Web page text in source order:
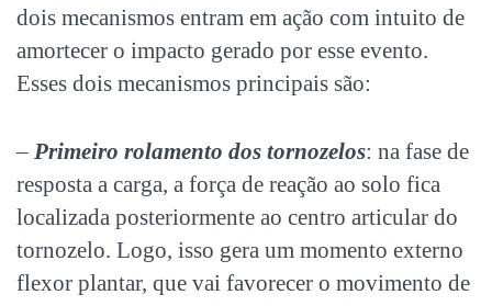
dois mecanismos entram em ação com intuito de
amortecer o impacto gerado por esse evento.
Esses dois mecanismos principais são:
– Primeiro rolamento dos tornozelos: na fase de
resposta a carga, a força de reação ao solo fica
localizada posteriormente ao centro articular do
tornozelo. Logo, isso gera um momento externo
flexor plantar, que vai favorecer o movimento de